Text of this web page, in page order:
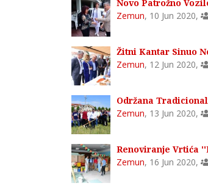
Novo Patrožno
Zemun, 10 Jun 2020,
Žitni Kantar Sinuo
Zemun, 12 Jun 2020,
Održana
Zemun, 13 Jun 2020,
Renoviranje Vrtića
Zemun, 16 Jun 2020,